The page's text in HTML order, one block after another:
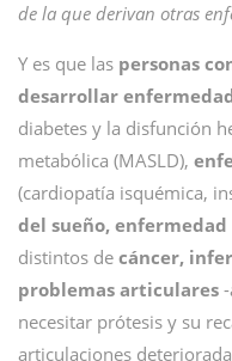
de la que derivan otras
Y es que las personas
desarrollar
diabetes y la disfunción
metabólica (MASLD),
(cardiopatía isquémica,
del sueño,
distintos de cáncer,
problemas articulares
necesitar prótesis y su
articulaciones